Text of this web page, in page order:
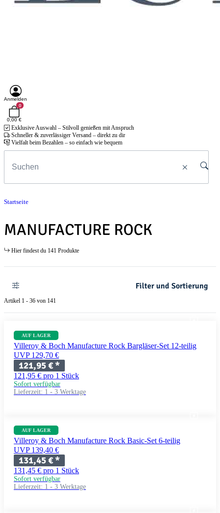
Anmelden
0
0,00 €
Exklusive Auswahl – Stilvoll genießen mit Anspruch
Schneller & zuverlässiger Versand – direkt zu dir
Vielfalt beim Bezahlen – so einfach wie bequem
Startseite
MANUFACTURE ROCK
Hier findest du 141 Produkte
Filter und Sortierung
Artikel 1 - 36 von 141
AUF LAGER
Villeroy & Boch Manufacture Rock Bargläser-Set 12-teilig
UVP 129,70 €
121,95 €*
121,95 € pro 1 Stück
Sofort verfügbar
Lieferzeit: 1 - 3 Werktage
AUF LAGER
Villeroy & Boch Manufacture Rock Basic-Set 6-teilig
UVP 139,40 €
131,45 €*
131,45 € pro 1 Stück
Sofort verfügbar
Lieferzeit: 1 - 3 Werktage